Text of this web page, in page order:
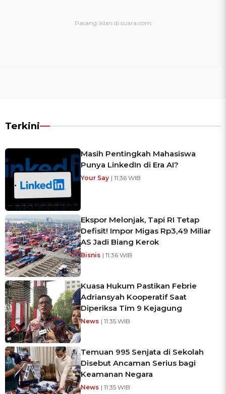
Terkini
Masih Pentingkah Mahasiswa
Punya LinkedIn di Era AI?
Your Say | 11:36 WIB
Ekspor Melonjak, Tapi RI Tetap
Defisit! Impor Migas Rp3,49 Miliar
AS Jadi Biang Kerok
Bisnis | 11:36 WIB
Kuasa Hukum Pastikan Febrie
Adriansyah Kooperatif Saat
Diperiksa Tim 9 Kejagung
News | 11:35 WIB
Temuan 995 Senjata di Sekolah
Disebut Ancaman Serius bagi
Keamanan Negara
News | 11:35 WIB